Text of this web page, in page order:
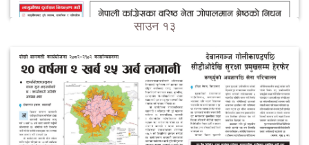
साउन १३